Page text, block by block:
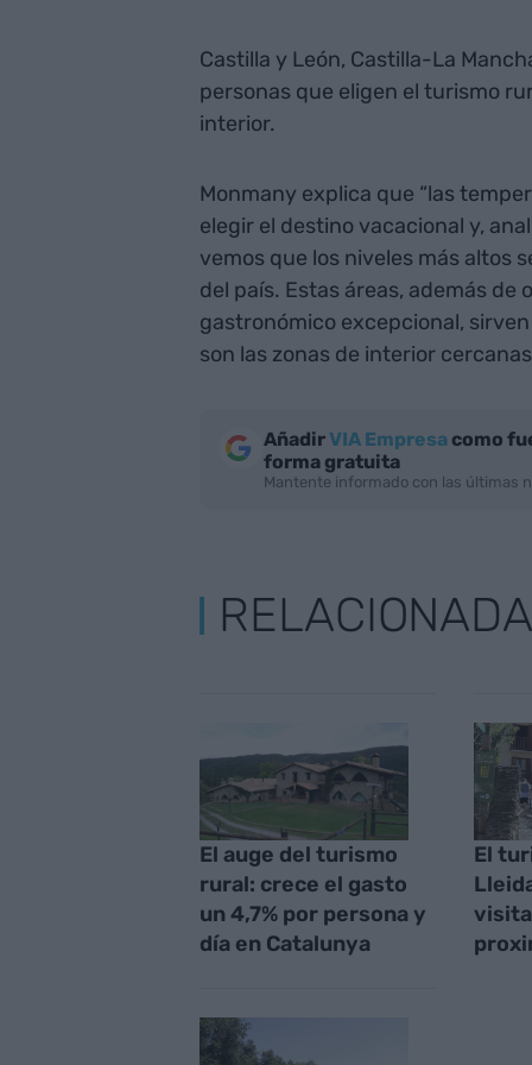
Castilla y León, Castilla-La
personas que eligen el turismo
interior.
Monmany explica que “las
elegir el destino vacacional y,
vemos que los niveles más altos
del país. Estas áreas, además
gastronómico excepcional,
son las zonas de interior
AñadirVIA Empresacomo
forma gratuita
Mantente informado con las últimas
El auge del turismo
rural: crece el gasto
un 4,7% por persona y
día en Catalunya
El